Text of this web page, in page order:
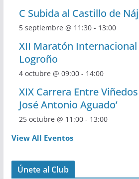
C Subida al Castillo de
5 septiembre @ 11:30- 13:00
XII Maratón Internacional
Logroño
4 octubre @ 09:00- 14:00
XIX Carrera Entre
José Antonio Aguado’
25 octubre @ 11:00- 13:00
View All Eventos
Únete al Club